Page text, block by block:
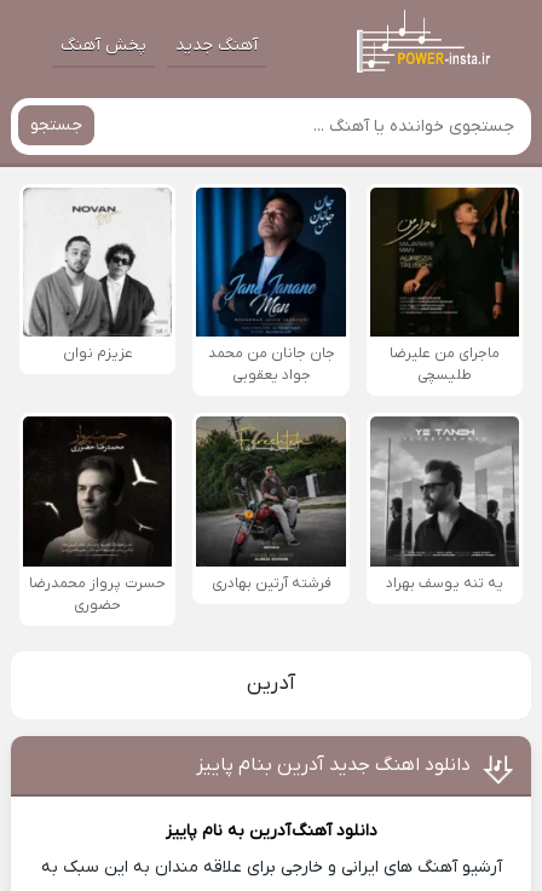
آهنگ جدید پخش آهنگ
جستجو
ماجرای من علیرضا
طلیسچی
جان جانان من محمد
جواد یعقوبی
عزیزم نوان
یه تنه یوسف بهراد فرشته آرتین بهادری
حسرت پرواز محمدرضا
حضورى
آدرین
دانلود اهنگ جدید آدرین بنام پاییز
دانلود آهنگآدرین به نام پاییز
آرشیو آهنگ های ایرانی و خارجی برای علاقه مندان به این سبک به